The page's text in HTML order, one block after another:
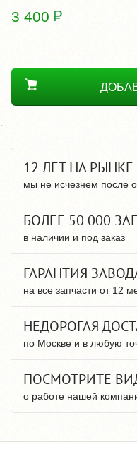
3 400
12 ЛЕТ НА РЫНКЕ
мы не исчезнем после
БОЛЕЕ 50 000
в наличии и под заказ
ГАРАНТИЯ
на все запчасти от 12
НЕДОРОГАЯ
по Москве и в любую
ПОСМОТРИТЕ
о работе нашей